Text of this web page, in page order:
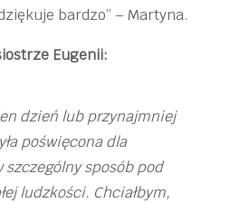
bardzo” – Martyna.
Eugenii:
dzień lub przynajmniej
poświęcona dla
szczególny sposób pod
ludzkości. Chciałbym,